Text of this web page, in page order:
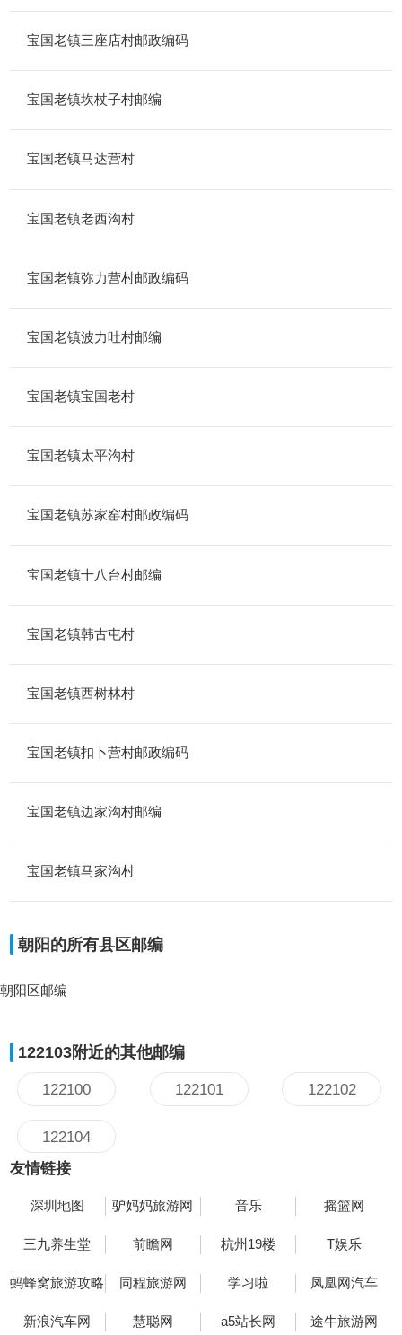
宝国老镇三座店村邮政编码
宝国老镇坎杖子村邮编
宝国老镇马达营村
宝国老镇老西沟村
宝国老镇弥力营村邮政编码
宝国老镇波力吐村邮编
宝国老镇宝国老村
宝国老镇太平沟村
宝国老镇苏家窑村邮政编码
宝国老镇十八台村邮编
宝国老镇韩古屯村
宝国老镇西树林村
宝国老镇扣卜营村邮政编码
宝国老镇边家沟村邮编
宝国老镇马家沟村
朝阳的所有县区邮编
朝阳区邮编
122103附近的其他邮编
122100 122101 122102
122104
友情链接
深圳地图 驴妈妈旅游网 音乐 摇篮网
三九养生堂 前瞻网 杭州19楼 T娱乐
蚂蜂窝旅游攻略 同程旅游网 学习啦 凤凰网汽车
新浪汽车网 慧聪网 a5站长网 途牛旅游网